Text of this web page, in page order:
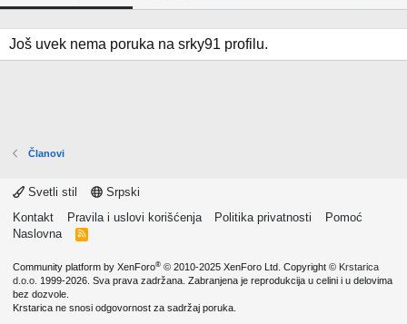
Još uvek nema poruka na srky91 profilu.
Članovi
Svetli stil
Srpski
Kontakt
Pravila i uslovi korišćenja Politika privatnosti
Pomoć
Naslovna
R
Community platform by XenForo® © 2010-2025 XenForo Ltd. Copyright © Krstarica
d.o.o. 1999-2026. Sva prava zadržana. Zabranjena je reprodukcija u celini i u delovima
bez dozvole.
Krstarica ne snosi odgovornost za sadržaj poruka.